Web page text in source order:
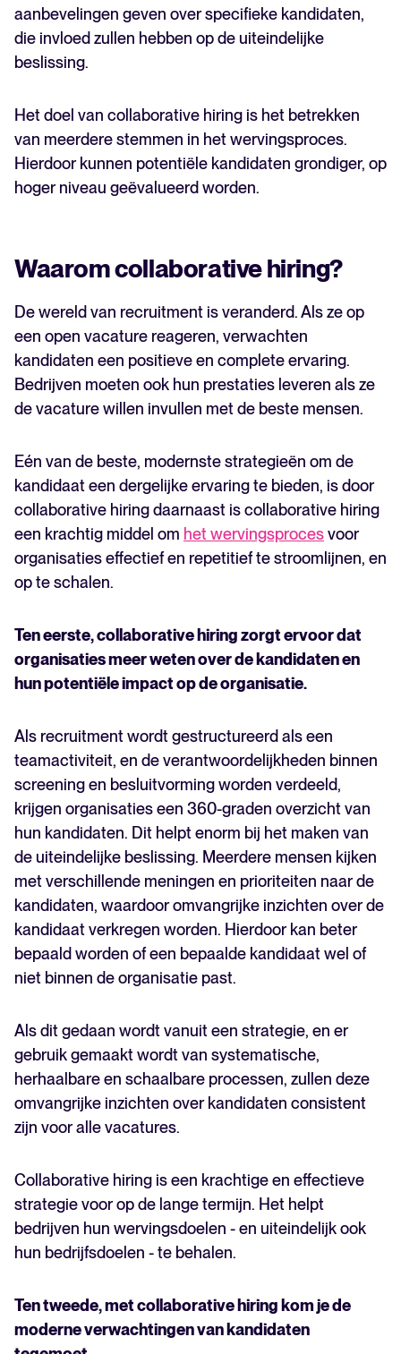
aanbevelingen geven over specifieke kandidaten,
die invloed zullen hebben op de uiteindelijke
beslissing.
Het doel van collaborative hiring is het betrekken
van meerdere stemmen in het wervingsproces.
Hierdoor kunnen potentiële kandidaten grondiger, op
hoger niveau geëvalueerd worden.
Waarom collaborative hiring?
De wereld van recruitment is veranderd. Als ze op
een open vacature reageren, verwachten
kandidaten een positieve en complete ervaring.
Bedrijven moeten ook hun prestaties leveren als ze
de vacature willen invullen met de beste mensen.
Eén van de beste, modernste strategieën om de
kandidaat een dergelijke ervaring te bieden, is door
collaborative hiring daarnaast is collaborative hiring
een krachtig middel om het wervingsprocesvoor
organisaties effectief en repetitief te stroomlijnen, en
op te schalen.
Ten eerste, collaborative hiring zorgt ervoor dat
organisaties meer weten over de kandidaten en
hun potentiële impact op de organisatie.
Als recruitment wordt gestructureerd als een
teamactiviteit, en de verantwoordelijkheden binnen
screening en besluitvorming worden verdeeld,
krijgen organisaties een 360-graden overzicht van
hun kandidaten. Dit helpt enorm bij het maken van
de uiteindelijke beslissing. Meerdere mensen kijken
met verschillende meningen en prioriteiten naar de
kandidaten, waardoor omvangrijke inzichten over de
kandidaat verkregen worden. Hierdoor kan beter
bepaald worden of een bepaalde kandidaat wel of
niet binnen de organisatie past.
Als dit gedaan wordt vanuit een strategie, en er
gebruik gemaakt wordt van systematische,
herhaalbare en schaalbare processen, zullen deze
omvangrijke inzichten over kandidaten consistent
zijn voor alle vacatures.
Collaborative hiring is een krachtige en effectieve
strategie voor op de lange termijn. Het helpt
bedrijven hun wervingsdoelen - en uiteindelijk ook
hun bedrijfsdoelen - te behalen.
Ten tweede, met collaborative hiring kom je de
moderne verwachtingen van kandidaten